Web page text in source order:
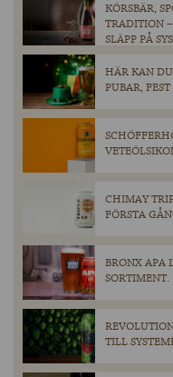
KÖRSBÄR,
TRADITION
SLÄPP PÅ
HÄR KAN DU
PUBAR,
CHIMAY
FÖRSTA
BRONX APA
SORTIMENT.
TILL